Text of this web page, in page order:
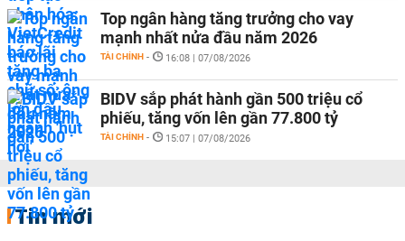
Top ngân hàng tăng trưởng cho vay
mạnh nhất nửa đầu năm 2026
TÀI CHÍNH - 16:08 | 07/08/2026
BIDV sắp phát hành gần 500 triệu cổ
phiếu, tăng vốn lên gần 77.800 tỷ
TÀI CHÍNH - 15:07 | 07/08/2026
Tin mới